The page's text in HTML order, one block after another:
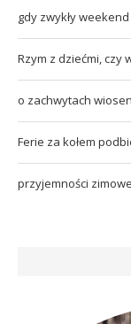
gdy zwykły weekend
Rzym z dziećmi, czy
o zachwytach
Ferie za kołem
przyjemności zimowe